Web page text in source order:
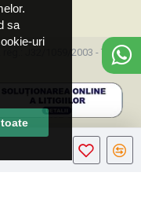
sa
uri
reg.: J32/1059/2003 - Toate